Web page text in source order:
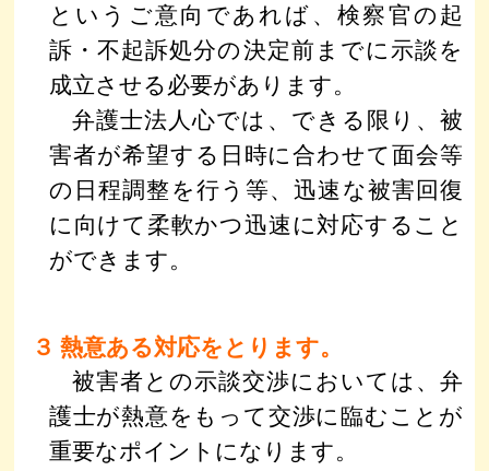
というご意向であれば、検察官の起
訴・不起訴処分の決定前までに示談を
成立させる必要があります。
弁護士法人心では、できる限り、被
害者が希望する日時に合わせて面会等
の日程調整を行う等、迅速な被害回復
に向けて柔軟かつ迅速に対応すること
ができます。
３ 熱意ある対応をとります。
被害者との示談交渉においては、弁
護士が熱意をもって交渉に臨むことが
重要なポイントになります。